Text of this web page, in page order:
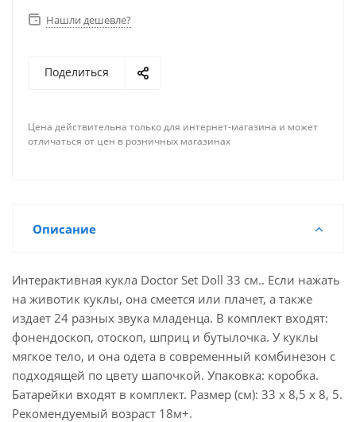
Нашли дешевле?
Поделиться
Цена действительна только для интернет-магазина и может
отличаться от цен в розничных магазинах
Описание
Интерактивная кукла Doctor Set Doll 33 см.. Если нажать
на животик куклы, она смеется или плачет, а также
издает 24 разных звука младенца. В комплект входят:
фонендоскоп, отоскоп, шприц и бутылочка. У куклы
мягкое тело, и она одета в современный комбинезон с
подходящей по цвету шапочкой. Упаковка: коробка.
Батарейки входят в комплект. Размер (см): 33 x 8,5 x 8, 5.
Рекомендуемый возраст 18м+.